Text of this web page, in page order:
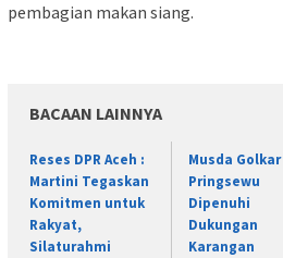
pembagian makan siang.
BACAAN LAINNYA
Reses DPR Aceh :
Martini Tegaskan
Komitmen untuk
Rakyat,
Silaturahmi
Musda Golkar
Pringsewu
Dipenuhi
Dukungan
Karangan